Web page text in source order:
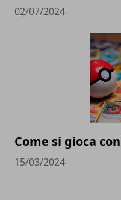
02/07/2024
Come si gioca
15/03/2024